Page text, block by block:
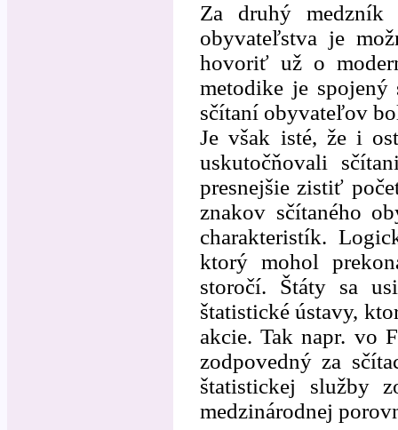
Za druhý
obyvateľstva je
hovoriť už o
metodike je spojený
sčítaní obyvateľov
Je však isté, že i
uskutočňovali
presnejšie zistiť
znakov sčítaného
charakteristík.
ktorý mohol
storočí. Štáty sa
štatistické ústavy,
akcie. Tak napr. vo
zodpovedný za
štatistickej služby
medzinárodnej